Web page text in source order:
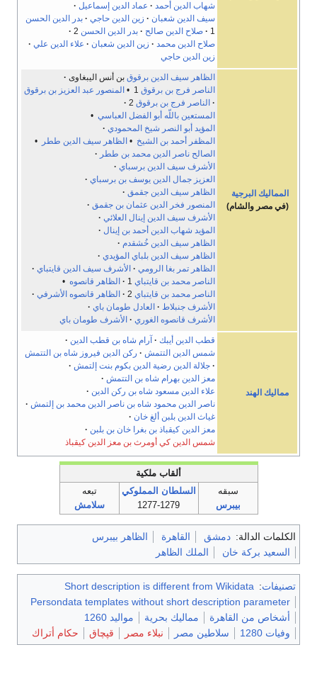
شهاب الدين أحمد
عماد الدين إسماعيل
سيف الدين شعبان
زين الدين حاجي
بدر الدين الحسن
1
صلاح الدين صالح بدر الدين الحسن
صلاح الدين محمد
زين الدين شعبان
علاء الدين علي
زين الدين حاجي
المماليك البرجية
(في مصر والشام)
الظاهر سيف الدين برقوق بن أنس اليبغاوى
الناصر فرج بن برقوق
المنصور عبد العزيز بن برقوق
الناصر فرج بن برقوق
المستعين باللّه أبو الفضل العباسي •
المؤيد أبو النصر شيخ المحمودي
المظفر أحمد بن الشيخ • الظاهر سيف الدين ططر
•
الصالح ناصر الدين محمد بن ططر
الأشرف سيف الدين برسباي
العزيز جمال الدين يوسف بن برسباي
الظاهر سيف الدين جقمق
المنصور فخر الدين عثمان بن جقمق
الأشرف سيف الدين إينال العلائي
المؤيد شهاب الدين أحمد بن إينال
الظاهر سيف الدين خُشقدم
الظاهر سيف الدين بلباي المؤيدي
الظاهر تمر بغا الرومي
الأشرف سيف الدين قايتباي
الناصر محمد بن قايتباي
الظاهر قانصوه •
الناصر محمد بن قايتباي
الظاهر قانصوه الأشرفي
الأشرف جنبلاط
العادل طومان باي
الأشرف قانصوه الغوري
الأشرف طومان باي
مماليك الهند
قطب الدين أيبك
آرام شاه بن قطب الدين
شمس الدين التتمش
ركن الدين فيروز شاه بن التتمش
جلالة الدين رضية الدين بكوم بنت إلتمش
معز الدين بهرام شاه بن التتمش
علاء الدين مسعود شاه بن ركن الدين
ناصر الدين محمود شاه بن ناصر الدين محمد بن إلتمش
غياث الدين بلبن ألغ خان
معز الدين كيقباذ بن بغرا خان بن بلبن
شمس الدين كي أومرث بن معز الدين كيقباذ
ألقاب ملكية
سبقه
بيبرس
السلطان المملوكي
1277-1279
تبعه
سلامش
الكلمات الدالة: دمشق القاهرة
الظاهر بيبرس
السعيد بركة خان
الملك الظاهر
تصنيفات:
Short description is different from Wikidata
Persondata templates without short description parameter
أشخاص من القاهرة
مماليك بحرية
مواليد 1260
وفيات 1280
سلاطين مصر نبلاء مصر قپچاق حكام أتراك